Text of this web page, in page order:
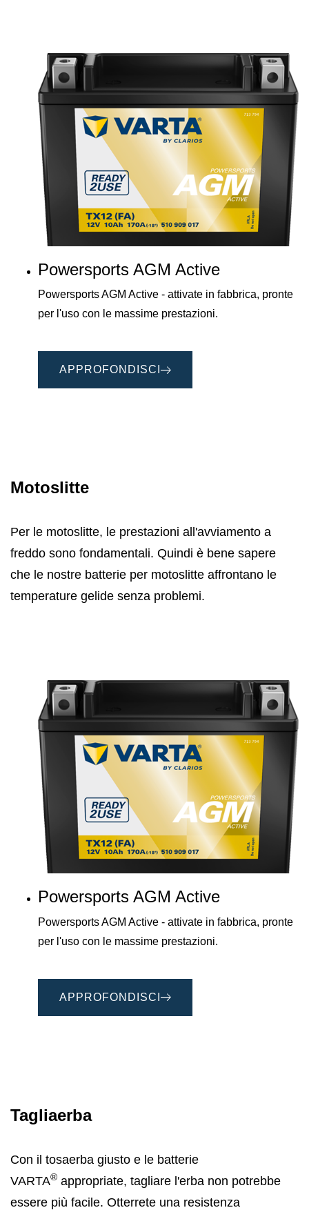
Powersports AGM Active
Powersports AGM Active - attivate in fabbrica, pronte
per l'uso con le massime prestazioni.
APPROFONDISCI
Motoslitte
Per le motoslitte, le prestazioni all'avviamento a
freddo sono fondamentali. Quindi è bene sapere
che le nostre batterie per motoslitte affrontano le
temperature gelide senza problemi.
Powersports AGM Active
Powersports AGM Active - attivate in fabbrica, pronte
per l'uso con le massime prestazioni.
APPROFONDISCI
Tagliaerba
Con il tosaerba giusto e le batterie
VARTA® appropriate, tagliare l'erba non potrebbe
essere più facile. Otterrete una resistenza